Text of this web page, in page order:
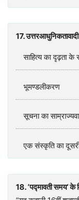
17.
साहित्य का दृढ़ता के
भूमण्डलीकरण
सूचना का
एक संस्कृति का
18. ‘पद्मावती समय’